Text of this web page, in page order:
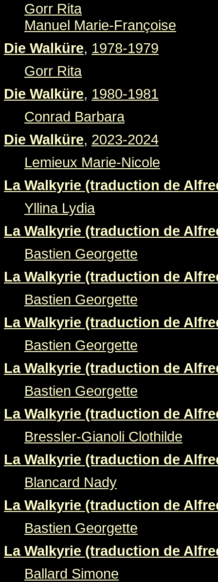
Gorr Rita
Manuel Marie-Françoise
Die Walküre, 1978-1979
Gorr Rita
Die Walküre, 1980-1981
Conrad Barbara
Die Walküre, 2023-2024
Lemieux Marie-Nicole
La Walkyrie (traduction de
Yllina Lydia
La Walkyrie (traduction de
Bastien Georgette
La Walkyrie (traduction de
Bastien Georgette
La Walkyrie (traduction de
Bastien Georgette
La Walkyrie (traduction de
Bastien Georgette
La Walkyrie (traduction de
Bressler-Gianoli Clothilde
La Walkyrie (traduction de
Blancard Nady
La Walkyrie (traduction de
Bastien Georgette
La Walkyrie (traduction de
Ballard Simone